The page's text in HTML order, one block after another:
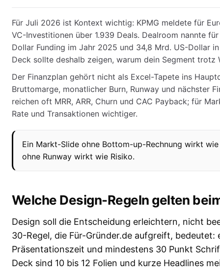
Für Juli 2026 ist Kontext wichtig: KPMG meldete für
VC-Investitionen über 1.939 Deals. Dealroom nannte
Dollar Funding im Jahr 2025 und 34,8 Mrd. US-Dollar
Deck sollte deshalb zeigen, warum dein Segment
Der Finanzplan gehört nicht als Excel-Tapete ins
Bruttomarge, monatlicher Burn, Runway und nächster
reichen oft MRR, ARR, Churn und CAC Payback; für
Rate und Transaktionen wichtiger.
Ein Markt-Slide ohne Bottom-up-Rechnung wirkt
ohne Runway wirkt wie Risiko.
Welche Design-Regeln gelten
Design soll die Entscheidung erleichtern, nicht
30-Regel, die Für-Gründer.de aufgreift, bedeutet:
Präsentationszeit und mindestens 30 Punkt
Deck sind 10 bis 12 Folien und kurze Headlines